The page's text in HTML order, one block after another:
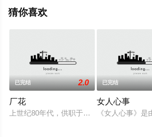
电视剧全集就上电影天堂网，更多相关信
猜你喜欢
已完结 2.0
厂花
上世纪80年代，供职于某市天星化工厂的
已完结
女人心事
《女人心事》